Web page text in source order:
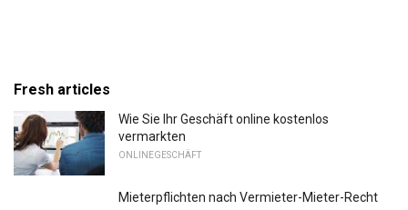
Fresh articles
Wie Sie Ihr Geschäft online kostenlos
vermarkten
ONLINEGESCHÄFT
Mieterpflichten nach Vermieter-Mieter-Recht